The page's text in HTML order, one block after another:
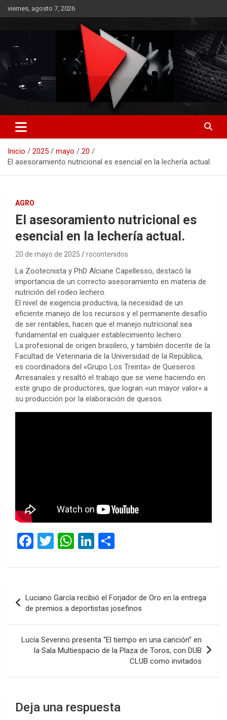
Saltar
al
viernes, agosto 7, 2026
RO CONTENIDOS
Inicio 2025 mayo
20
El asesoramiento nutricional es esencial en la lechería actual.
AGRO
El asesoramiento nutricional es
esencial en la lechería actual.
20 de mayo de 2025 rocontenidos
La Zootecnista y PhD Alciane Capellesso, destacò la
importancia de un correcto asesoramiento en materia de
nutrición del rodeo lechero.
El nivel de exigencia productiva, la necesidad de un
eficiente manejo de los recursos y el permanente desafío
de ser rentables, hacen que el manejo nutricional sea
fundamental en cualquier establecimiento lechero.
La profesional de origen brasilero, y también docente de la
Facultad de Veterinaria de la Universidad de la República,
es coordinadora del «Grupo Los Treinta» de Queseros
Arresanales y resaltó el trabajo que se viene haciendo en
este grupo de productores, que logran «un mayor valor» a
su producción por la elaboración de quesos.
F
ce
b
o
o
k
T
tt
er
W
at
A
p
p
Li
ke
dI
n
m
p
ar
tir
de
entradas
Luciano García recibió el Forjador de Oro en la entrega
de premios a deportistas josefinos
Lucía Severino presenta “El tiempo en una canción” en
la Sala Multiespacio de la Plaza de Toros, con DUB
CLUB como invitados
Deja una respuesta